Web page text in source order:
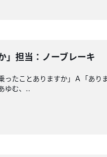
」担当：ノーブレーキ
ったことありますか」Ａ「あ
ゆむ、...